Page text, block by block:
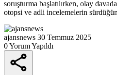
soruşturma başlatılırken, olay
otopsi ve adli incelemelerin
ajansnews 30 Temmuz 2025
0 Yorum Yapıldı